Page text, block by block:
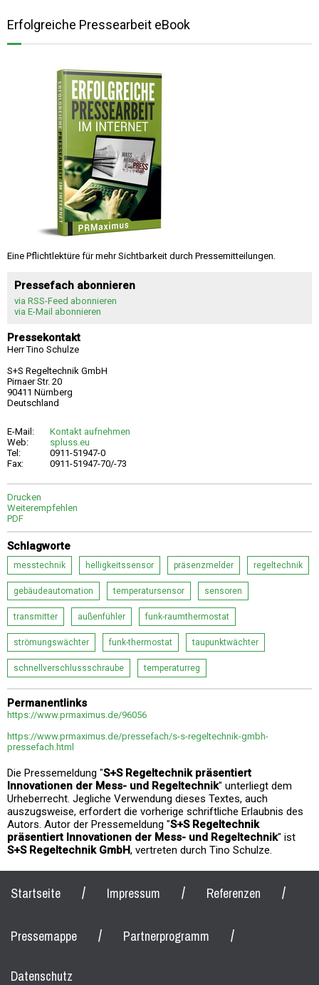
Erfolgreiche Pressearbeit eBook
Eine Pflichtlektüre für mehr Sichtbarkeit durch Pressemitteilungen.
Pressefach abonnieren
via RSS-Feed abonnieren
via E-Mail abonnieren
Pressekontakt
Herr Tino Schulze
S+S Regeltechnik GmbH
Pirnaer Str. 20
90411 Nürnberg
Deutschland
E-Mail:
Kontakt aufnehmen
Web:
spluss.eu
Tel:
0911-51947-0
Fax:
0911-51947-70/-73
Drucken
Weiterempfehlen
PDF
Schlagworte
messtechnik helligkeitssensor präsenzmelder regeltechnik
gebäudeautomation temperatursensor sensoren
transmitter außenfühler funk-raumthermostat
strömungswächter funk-thermostat taupunktwächter
schnellverschlussschraube temperaturreg
Permanentlinks
https://www.prmaximus.de/96056
https://www.prmaximus.de/pressefach/s-s-regeltechnik-gmbh-
pressefach.html
Die Pressemeldung "S+S Regeltechnik präsentiert
Innovationen der Mess- und Regeltechnik" unterliegt dem
Urheberrecht. Jegliche Verwendung dieses Textes, auch
auszugsweise, erfordert die vorherige schriftliche Erlaubnis des
Autors. Autor der Pressemeldung "S+S Regeltechnik
präsentiert Innovationen der Mess- und Regeltechnik" ist
S+S Regeltechnik GmbH, vertreten durch Tino Schulze.
Startseite / Impressum / Referenzen /
Pressemappe / Partnerprogramm /
Datenschutz